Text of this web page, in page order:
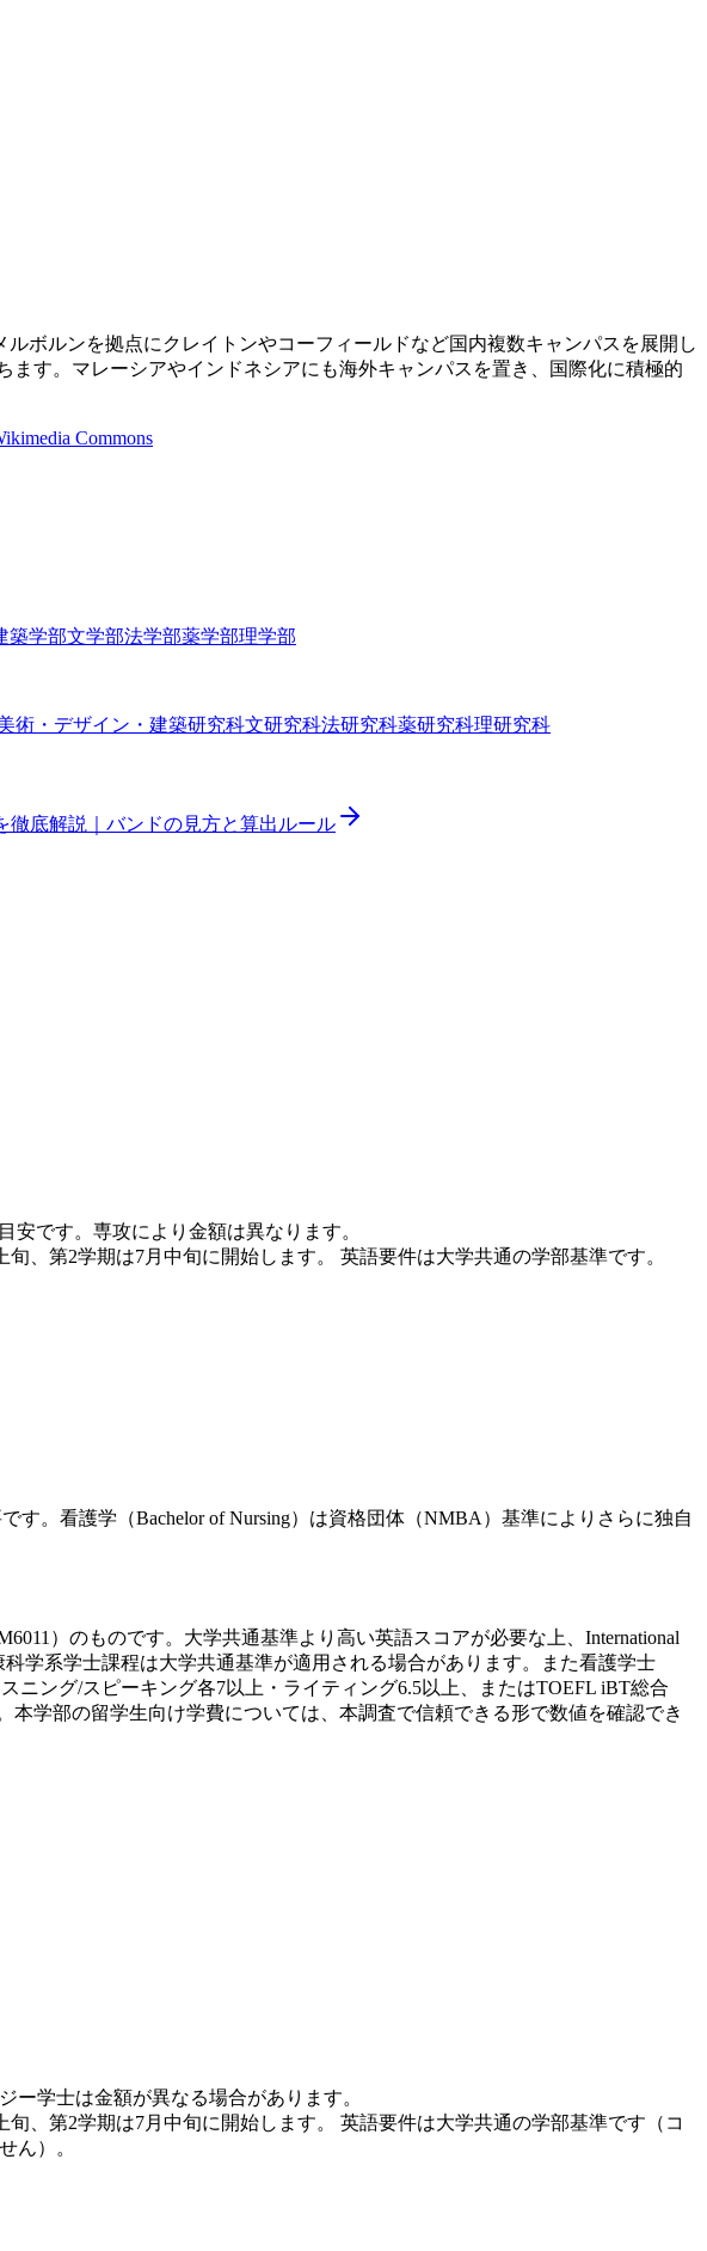
ボルンを拠点にクレイトンやコーフィールドなど国内複数キャンパスを展開し
す。マレーシアやインドネシアにも海外キャンパスを置き、国際化に積極的
Commons
築学部文学部法学部薬学部理学部
術・デザイン・建築研究科文研究科法研究科薬研究科理研究科
徹底解説｜バンドの見方と算出ルール
安です。専攻により金額は異なります。
、第2学期は7月中旬に開始します。 英語要件は大学共通の学部基準です。
す。看護学（Bachelor of Nursing）は資格団体（NMBA）基準によりさらに独自
）のものです。大学共通基準より高い英語スコアが必要な上、International
科学系学士課程は大学共通基準が適用される場合があります。また看護学士
ニング/スピーキング各7以上・ライティング6.5以上、またはTOEFL iBT総合
学部の留学生向け学費については、本調査で信頼できる形で数値を確認でき
ー学士は金額が異なる場合があります。
、第2学期は7月中旬に開始します。 英語要件は大学共通の学部基準です（コ
ん）。